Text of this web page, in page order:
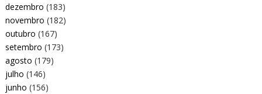
dezembro (183)
novembro (182)
outubro (167)
setembro (173)
agosto (179)
julho (146)
junho (156)